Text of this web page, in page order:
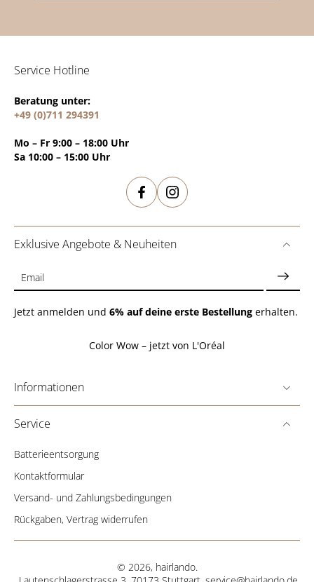
Service Hotline
Beratung unter:
+49 (0)711 294391
Mo – Fr 9:00 – 18:00 Uhr
Sa 10:00 – 15:00 Uhr
Exklusive Angebote & Neuheiten
Email
Jetzt anmelden und 6% auf deine erste Bestellung erhalten.
Color Wow – jetzt von L'Oréal
Informationen
Service
Batterieentsorgung
Kontaktformular
Versand- und Zahlungsbedingungen
Rückgaben, Vertrag widerrufen
© 2026, hairlando.